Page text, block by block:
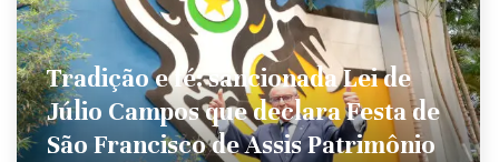
Tradição e fé: sancionada Lei de
Júlio Campos que declara Festa de
São Francisco de Assis Patrimônio